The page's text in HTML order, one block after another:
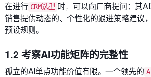
在进行 CRM选型 时，可以向厂商提问：其
销售提供动态的、个性化的跟进策略建议
预设规则。
1.2 考察AI功能矩阵的完整性
孤立的AI单点功能价值有限。一个领先的